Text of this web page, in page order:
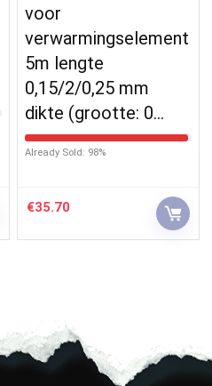
voor
verwarmingselement
5m lengte
0,15/2/0,25 mm
dikte (grootte: 0…
Already Sold: 98%
€35.70